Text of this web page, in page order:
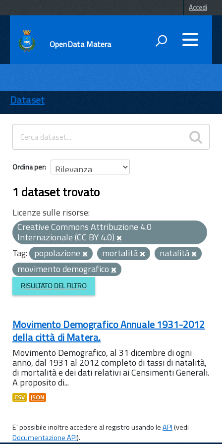
Accedi
OpenData Matera
ENTI
TEMI
INFORMAZIONI
Dataset
Ordina per
1 dataset trovato
Licenze sulle risorse:
Creative Commons Attribuzione 4.0
Internazionale (CC BY 4.0)
Tag: popolazione mortalità
natalità
movimento demografico
RISULTATO DEL FILTRO
Movimento Demografico Annuale 1931-2012
della città di Matera.
Movimento Demografico, al 31 dicembre di ogni
anno, dal 1931 al 2012 completo di tassi di natalità,
di mortalità e dei dati relativi ai Censimenti Generali.
A proposito di...
CSV JSON
E' possibile inoltre accedere al registro usando leAPI(vedi
Documentazione API).